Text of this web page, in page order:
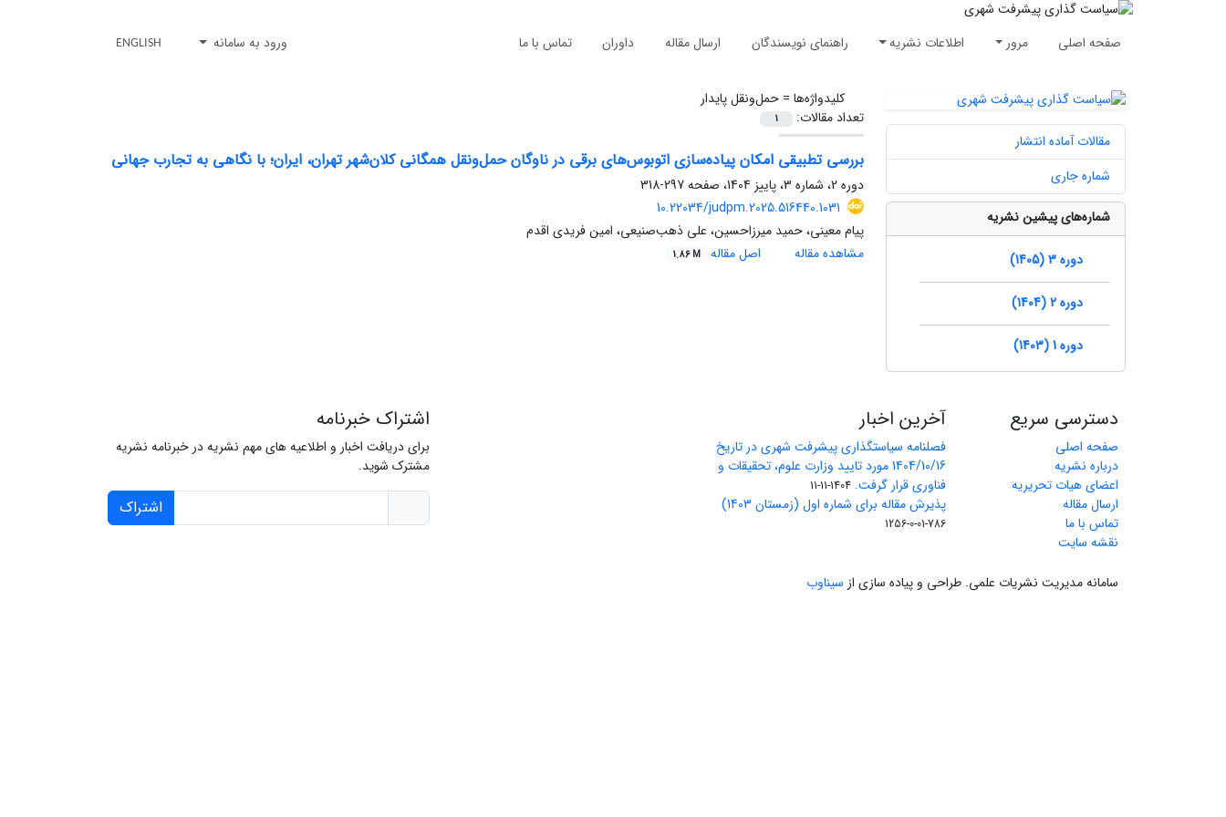
صفحه اصلی مرور اطلاعات نشریه راهنمای نویسندگان ارسال مقاله داوران تماس با ما ورود به سامانه ENGLISH
کلیدواژه‌ها =حمل‌ونقل پایدار
تعداد مقالات:
1
بررسی تطبیقی امکان پیاده‌سازی اتوبوس‌های برقی در ناوگان حمل‌ونقل همگانی کلان‌شهر تهران، ایران؛ با نگاهی به تجارب جهانی
دوره 2، شماره 3، پاییز 1404، صفحه
297-318
10.22034/judpm.2025.516440.1031
پیام معینی، حمید میرزاحسین، علی ذهب‌صنیعی، امین فریدی اقدم
مشاهده مقاله
اصل مقاله 1.86 M
مقالات آماده انتشار
شماره جاری
شماره‌های پیشین نشریه
دوره 3 (1405)
دوره 2 (1404)
دوره 1 (1403)
دسترسی سریع
صفحه اصلی
درباره نشریه
اعضای هیات تحریریه
ارسال مقاله
تماس با ما
نقشه سایت
آخرین اخبار
فصلنامه سیاستگذاری پیشرفت شهری در تاریخ
1404/10/16 مورد تایید وزارت علوم، تحقیقات و
فناوری قرار گرفت. 1404-11-11
پذیرش مقاله برای شماره اول (زمستان 1403)
786-01-0-1256
اشتراک خبرنامه
برای دریافت اخبار و اطلاعیه های مهم نشریه در خبرنامه نشریه
مشترک شوید.
اشتراک
سامانه مدیریت نشریات علمی. طراحی و پیاده سازی از سیناوب